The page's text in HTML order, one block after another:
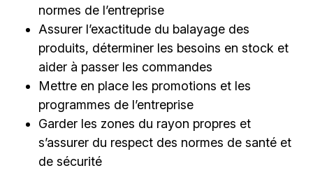
normes de l’entreprise
Assurer l’exactitude du balayage des
produits, déterminer les besoins en stock et
aider à passer les commandes
Mettre en place les promotions et les
programmes de l’entreprise
Garder les zones du rayon propres et
s’assurer du respect des normes de santé et
de sécurité